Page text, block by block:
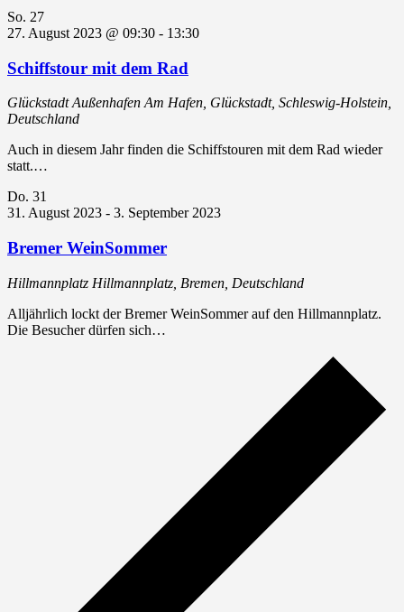
So. 27
27. August 2023 @ 09:30 - 13:30
Schiffstour mit dem Rad
Glückstadt Außenhafen Am Hafen, Glückstadt, Schleswig-Holstein,
Deutschland
Auch in diesem Jahr finden die Schiffstouren mit dem Rad wieder
statt.…
Do. 31
31. August 2023 - 3. September 2023
Bremer WeinSommer
Hillmannplatz Hillmannplatz, Bremen, Deutschland
Alljährlich lockt der Bremer WeinSommer auf den Hillmannplatz.
Die Besucher dürfen sich…